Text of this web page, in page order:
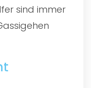
sind immer